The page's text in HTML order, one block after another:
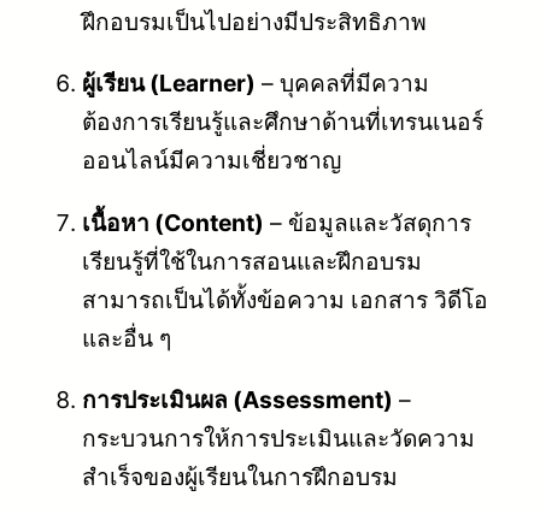
ฝึกอบรมเป็นไปอย่างมีประสิทธิภาพ
ผู้เรียน (Learner) – บุคคลที่มีความ
ต้องการเรียนรู้และศึกษาด้านที่เทรนเนอร์
ออนไลน์มีความเชี่ยวชาญ
เนื้อหา (Content) – ข้อมูลและวัสดุการ
เรียนรู้ที่ใช้ในการสอนและฝึกอบรม
สามารถเป็นได้ทั้งข้อความ เอกสาร วิดีโอ
และอื่น ๆ
การประเมินผล (Assessment) –
กระบวนการให้การประเมินและวัดความ
สำเร็จของผู้เรียนในการฝึกอบรม